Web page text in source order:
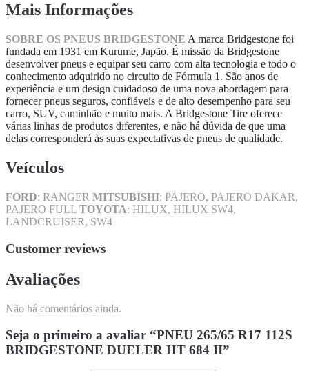
Mais Informações
SOBRE OS PNEUS BRIDGESTONE A marca Bridgestone foi
fundada em 1931 em Kurume, Japão. É missão da Bridgestone
desenvolver pneus e equipar seu carro com alta tecnologia e todo o
conhecimento adquirido no circuito de Fórmula 1. São anos de
experiência e um design cuidadoso de uma nova abordagem para
fornecer pneus seguros, confiáveis ​​e de alto desempenho para seu
carro, SUV, caminhão e muito mais. A Bridgestone Tire oferece
várias linhas de produtos diferentes, e não há dúvida de que uma
delas corresponderá às suas expectativas de pneus de qualidade.
Veículos
FORD: RANGER MITSUBISHI: PAJERO, PAJERO DAKAR,
PAJERO FULL TOYOTA: HILUX, HILUX SW4,
LANDCRUISER, SW4
Customer reviews
Avaliações
Não há comentários ainda.
Seja o primeiro a avaliar “PNEU 265/65 R17 112S
BRIDGESTONE DUELER HT 684 II”